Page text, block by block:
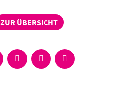
ZUR ÜBERSICHT